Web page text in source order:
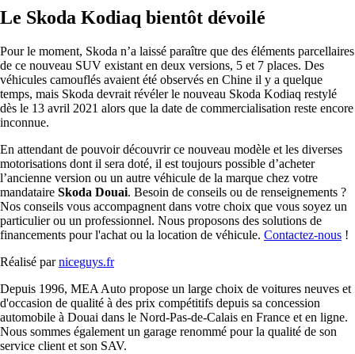
Le Skoda Kodiaq bientôt dévoilé
Pour le moment, Skoda n’a laissé paraître que des éléments parcellaires
de ce nouveau SUV existant en deux versions, 5 et 7 places. Des
véhicules camouflés avaient été observés en Chine il y a quelque
temps, mais Skoda devrait révéler le nouveau Skoda Kodiaq restylé
dès le 13 avril 2021 alors que la date de commercialisation reste encore
inconnue.
En attendant de pouvoir découvrir ce nouveau modèle et les diverses
motorisations dont il sera doté, il est toujours possible d’acheter
l’ancienne version ou un autre véhicule de la marque chez votre
mandataire Skoda Douai. Besoin de conseils ou de renseignements ?
Nos conseils vous accompagnent dans votre choix que vous soyez un
particulier ou un professionnel. Nous proposons des solutions de
financements pour l'achat ou la location de véhicule. Contactez-nous !
Réalisé par niceguys.fr
Depuis 1996, MEA Auto propose un large choix de voitures neuves et
d'occasion de qualité à des prix compétitifs depuis sa concession
automobile à Douai dans le Nord-Pas-de-Calais en France et en ligne.
Nous sommes également un garage renommé pour la qualité de son
service client et son SAV.